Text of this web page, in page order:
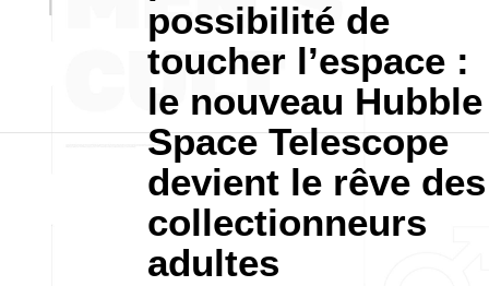
possibilité de
toucher l’espace :
le nouveau Hubble
Space Telescope
devient le rêve des
collectionneurs
adultes